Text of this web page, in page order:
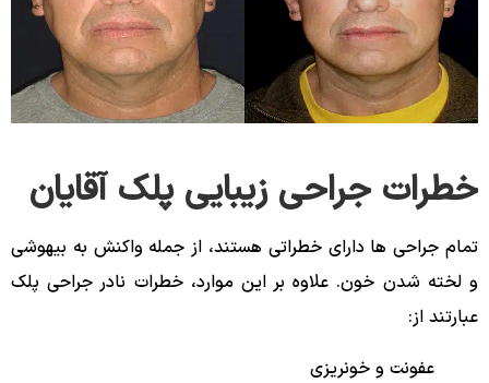
خطرات جراحی زیبایی پلک آقایان
تمام جراحی ها دارای خطراتی هستند، از جمله واکنش به بیهوشی
و لخته شدن خون. علاوه بر این موارد، خطرات نادر جراحی پلک
عبارتند از:
عفونت و خونریزی